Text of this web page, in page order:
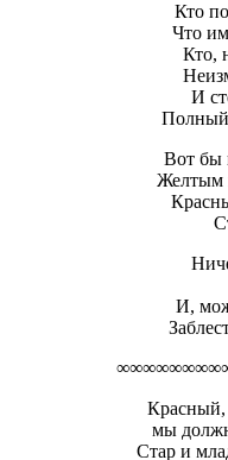
Кто
Что
Кто,
И
Полный
Вот бы
Желтым
И,
Красный,
мы
Стар и